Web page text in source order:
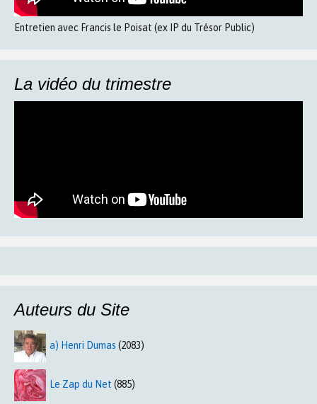
Entretien avec Francis le Poisat (ex IP du Trésor Public)
La vidéo du trimestre
Auteurs du Site
a) Henri Dumas (2083)
Le Zap du Net (885)